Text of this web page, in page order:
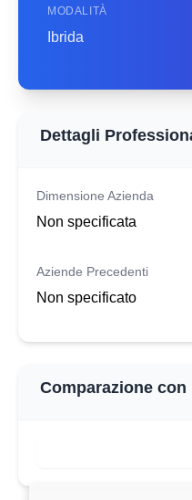
MODALITÀ
Ibrida
Dettagli
Dimensione Azienda
Non specificata
Aziende Precedenti
Non specificato
Comparazione con